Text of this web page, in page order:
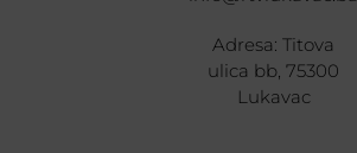
Adresa: Titova
ulica bb, 75300
Lukavac